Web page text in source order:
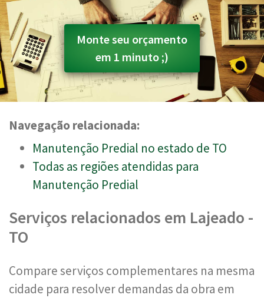
Monte seu orçamento
em 1 minuto ;)
Navegação relacionada:
Manutenção Predial no estado de TO
Todas as regiões atendidas para
Manutenção Predial
Serviços relacionados em Lajeado -
TO
Compare serviços complementares na mesma
cidade para resolver demandas da obra em